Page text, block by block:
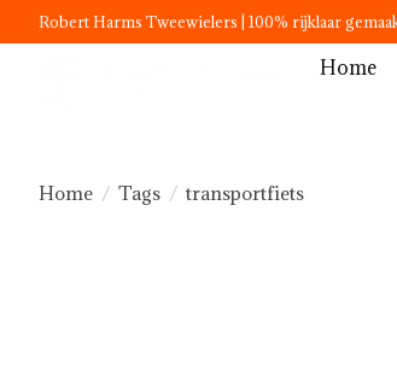
Robert Harms Tweewielers | 100% rijklaar
Home
Home / Tags / transportfiets